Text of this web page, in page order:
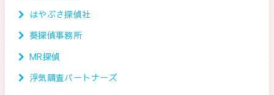
はやぶさ探偵社
葵探偵事務所
MR探偵
浮気調査パートナーズ